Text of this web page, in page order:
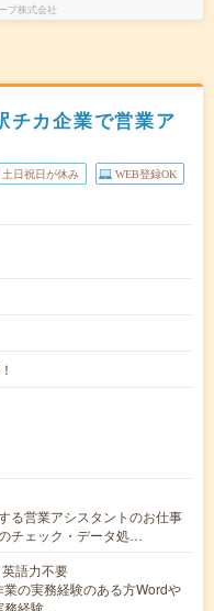
プ株式会社
チカ企業で営業ア
土日祝日が休み WEB登録OK
る営業アシスタントのお仕事
チェック・データ処…
語力不要
の実務経験のある方Wordや
務経験…